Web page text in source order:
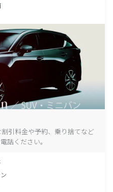
引料金や予約、乗り捨てなど
話ください。